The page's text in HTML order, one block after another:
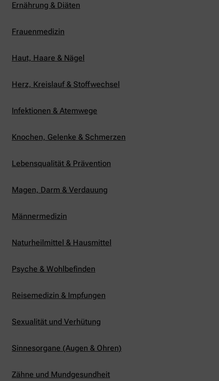
Ernährung & Diäten
Frauenmedizin
Haut, Haare & Nägel
Herz, Kreislauf & Stoffwechsel
Infektionen & Atemwege
Knochen, Gelenke & Schmerzen
Lebensqualität & Prävention
Magen, Darm & Verdauung
Männermedizin
Naturheilmittel & Hausmittel
Psyche & Wohlbefinden
Reisemedizin & Impfungen
Sexualität und Verhütung
Sinnesorgane (Augen & Ohren)
Zähne und Mundgesundheit